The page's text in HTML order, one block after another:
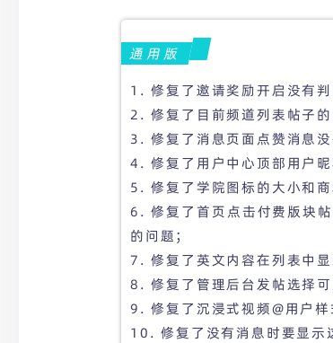
通用版
1. 修复了邀请奖励开启没有
2. 修复了目前频道列表帖子
3. 修复了消息页面点赞消息没
4. 修复了用户中心顶部用户昵
5. 修复了学院图标的大小和商
6. 修复了首页点击付费版块
的问题；
7. 修复了英文内容在列表中显
8. 修复了管理后台发帖选择
9. 修复了沉浸式视频@用户样
10. 修复了没有消息时要显示